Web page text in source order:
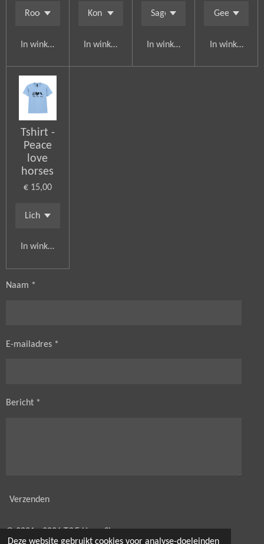
Deze website gebruikt cookies voor analyse-doeleinden
In winkelwagen In winkelwagen In winkelwagen In
Tshirt -
Peace
love
horses
€ 15,00
In winkelwagen
Naam *
E-mailadres *
Bericht *
Verzenden
© 2021 - 2026 T&E HorseShop